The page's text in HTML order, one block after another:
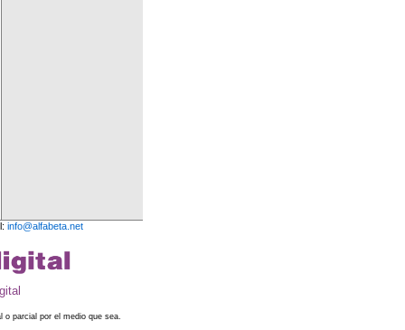
info@alfabeta.net
o parcial por el medio que sea.